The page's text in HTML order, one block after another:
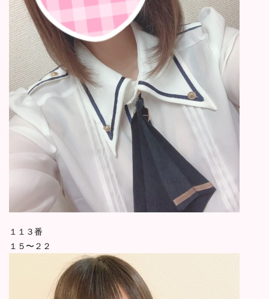
１１３番
１５〜２２